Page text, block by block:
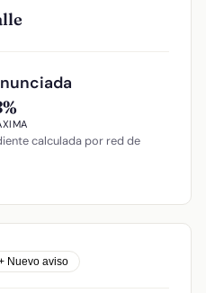
calculada por red de
Nuevo aviso